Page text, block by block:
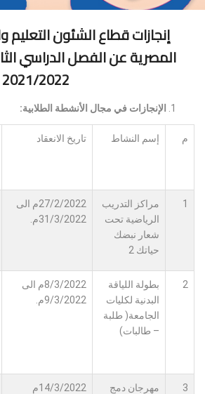
إنجازات قطاع الشئون التعليم
المصرية عن الفصل الدراسي
2021/2022
الإنجازات في مجال الأنشطة الطلابية:
م إسم النشاط تاريخ الانعقاد
1
مراكز التدريب
الرياضية تحت
شعار نبضك
حياتك 2
27/2/2022م الى
31/3/2022م.
2
بطولة اللياقة
البدنية لكليات
الجامعة( طلبة
– طالبات)
8/3/2022م الى
9/3/2022م.
3
مهرجان دمج
14/3/2022م